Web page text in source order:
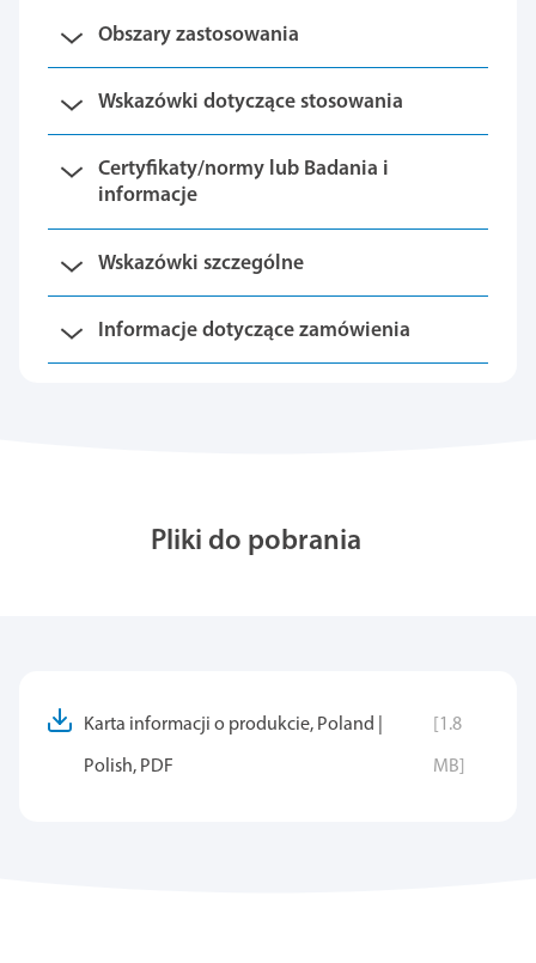
Obszary zastosowania
Wskazówki dotyczące stosowania
Certyfikaty/normy lub Badania i
informacje
Wskazówki szczególne
Informacje dotyczące zamówienia
Pliki do pobrania
Karta informacji o produkcie, Poland |
Polish, PDF
[1.8
MB]